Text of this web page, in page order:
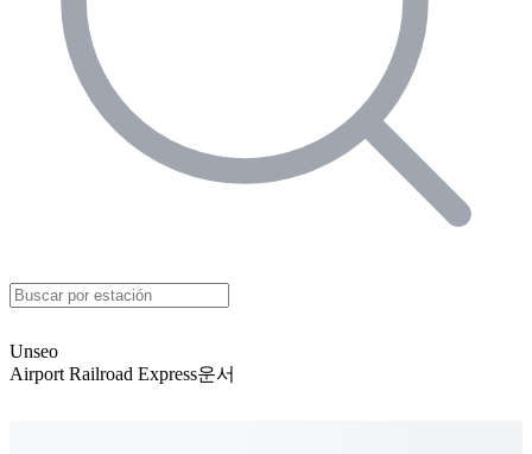
Unseo
Airport Railroad Express운서